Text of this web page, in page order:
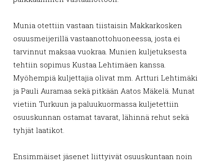
Munia otettiin vastaan tiistaisin Makkarkosken
osuusmeijerillä vastaanottohuoneessa, josta ei
tarvinnut maksaa vuokraa. Munien kuljetuksesta
tehtiin sopimus Kustaa Lehtimäen kanssa.
Myöhempiä kuljettajia olivat mm. Artturi Lehtimäki
ja Pauli Auramaa sekä pitkään Aatos Mäkelä. Munat
vietiin Turkuun ja paluukuormassa kuljetettiin
osuuskunnan ostamat tavarat, lähinnä rehut sekä
tyhjät laatikot.
Ensimmäiset jäsenet liittyivät osuuskuntaan noin